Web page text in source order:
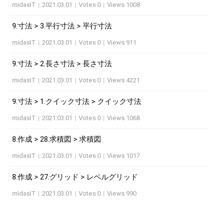
midasIT | 2021.03.01 | Votes 0 | Views 1008
9.寸法 > 3.平行寸法 > 平行寸法
midasIT | 2021.03.01 | Votes 0 | Views 911
9.寸法 > 2.長さ寸法 > 長さ寸法
midasIT | 2021.03.01 | Votes 0 | Views 4221
9.寸法 > 1.クイック寸法 > クイック寸法
midasIT | 2021.03.01 | Votes 0 | Views 1068
8.作成 > 28.求積図 > 求積図
midasIT | 2021.03.01 | Votes 0 | Views 1017
8.作成 > 27.グリッド > レベルグリッド
midasIT | 2021.03.01 | Votes 0 | Views 990